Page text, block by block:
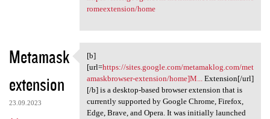
romeextension/home
Metamask
extension
23.09.2023
[b][url=https://sites.google
[b]
[url=https://sites.google.com/metamaklog.com/met
amaskbrowser-extension/home]M...Extension[/url]
[/b] is a desktop-based browser extension that is
currently supported by Google Chrome, Firefox,
Edge, Brave, and Opera. It was initially launched